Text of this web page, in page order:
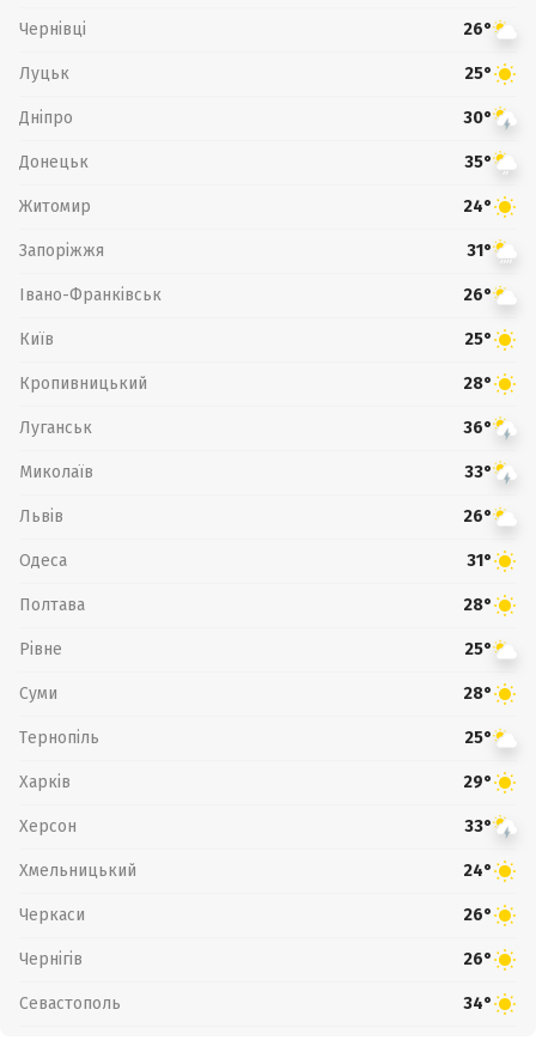
Чернівці 26°
Луцьк 25°
Дніпро 30°
Донецьк 35°
Житомир 24°
Запоріжжя 31°
Івано-Франківськ 26°
Київ 25°
Кропивницький 28°
Луганськ 36°
Миколаїв 33°
Львів 26°
Одеса 31°
Полтава 28°
Рівне 25°
Суми 28°
Тернопіль 25°
Харків 29°
Херсон 33°
Хмельницький 24°
Черкаси 26°
Чернігів 26°
Севастополь 34°